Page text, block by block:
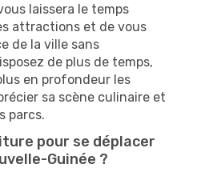
laissera le temps
attractions et de vous
de la ville sans
de plus de temps,
en profondeur les
sa scène culinaire et
parcs.
pour se déplacer
Guinée ?